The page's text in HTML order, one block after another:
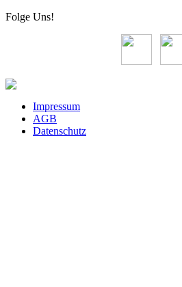
Folge Uns!
Impressum
AGB
Datenschutz